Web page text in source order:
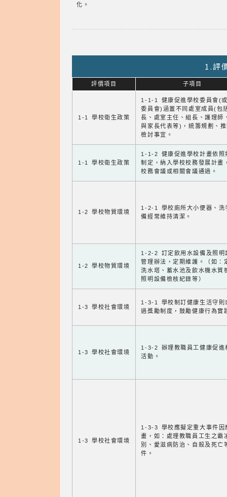
化。
1.評
評價項目 子項目
1-1 學校衛生政策
1-1-1 健康促進學校委員會(
委員會)涵蓋不同處室成員(包
長、處室主任、組長、護理師
與家長代表等)，統籌規劃、
檢討事宜。
1-1 學校衛生政策
1-1-2 健康促進學校計畫依照
制定，納入學校校務發展計畫
校務會議或相關會議通過。
1-2 學校物質環境
1-2-1 學校廁所大小便器、洗
備經常維持清潔。
1-2 學校物質環境
1-2-2 訂定飲用水設備及照明
管理辦法，定期維護。（如：
洗水塔、蓄水池及飲水機水質
照明設備檢核紀錄等）
1-3 學校社會環境
1-3-1 學校制訂健康生活守則
過獎勵制度，鼓勵健康行為實
1-3 學校社會環境
1-3-2 辦理教職員工健康促進
活動。
1-3 學校社會環境
1-3-3 學校應擬定重大事件因
畫，如：處理教職員工生之霸
別、愛滋病防治、自殺及死亡
件。